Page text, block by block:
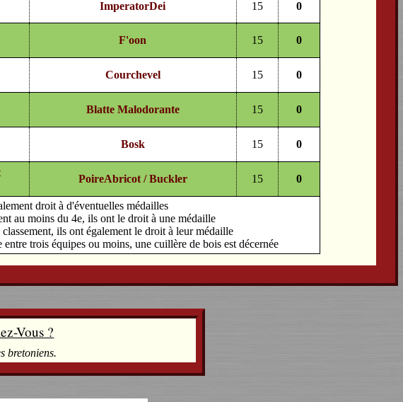
droit à d'éventuelles médailles
au moins du 4e, ils ont le droit à une médaille
ils ont également le droit à leur médaille
trois équipes ou moins, une cuillère de bois est décernée
ImperatorDei 15 0
F'oon 15 0
Courchevel 15 0
Blatte Malodorante 15 0
Bosk 15 0
PoireAbricot / Buckler 15 0
Vous ?
bretoniens.